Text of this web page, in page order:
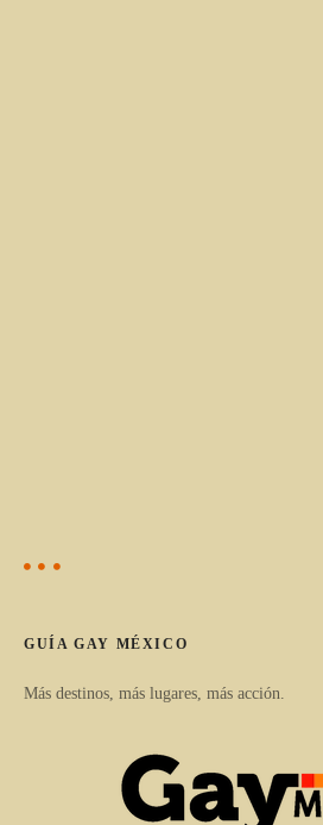
GUÍA GAY MÉXICO
Más destinos, más lugares, más acción.